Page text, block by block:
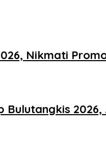
Nikmati
Bulutangkis